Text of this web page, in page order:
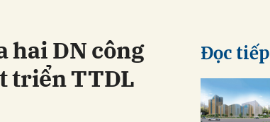
hai DN công
triển TTDL
Đọc tiếp